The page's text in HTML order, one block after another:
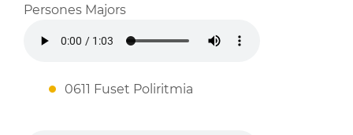
Persones Majors
0611 Fuset Poliritmia